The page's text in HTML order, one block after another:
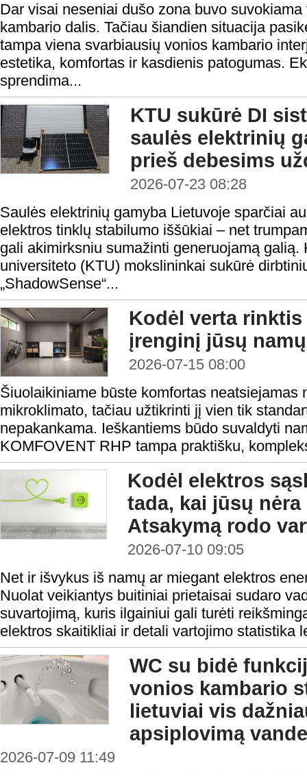
Dar visai neseniai dušo zona buvo
kambario dalis. Tačiau šiandien situacija
tampa viena svarbiausių vonios kambario
estetika, komfortas ir kasdienis patogumas.
sprendima...
KTU sukūrė DI
saulės elektrinių
prieš debesims
2026-07-23 08:28
Saulės elektrinių gamyba Lietuvoje sparčiai
elektros tinklų stabilumo iššūkiai – net
gali akimirksniu sumažinti generuojamą galią.
universiteto (KTU) mokslininkai sukūrė
„ShadowSense“...
Kodėl verta rinktis
įrenginį jūsų
2026-07-15 08:00
Šiuolaikiniame būste komfortas neatsiejamas
mikroklimato, tačiau užtikrinti jį vien tik
nepakankama. Ieškantiems būdo suvaldyti
KOMFOVENT RHP tampa praktišku,
Kodėl elektros
tada, kai jūsų
Atsakymą rodo
2026-07-10 09:05
Net ir išvykus iš namų ar miegant elektros
Nuolat veikiantys buitiniai prietaisai sudaro
suvartojimą, kuris ilgainiui gali turėti
elektros skaitikliai ir detali vartojimo statistika
WC su bidė
vonios kambario
lietuviai vis
apsiplovimą
2026-07-09 11:49